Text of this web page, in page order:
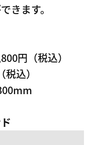
きます。
円（税込）
込）